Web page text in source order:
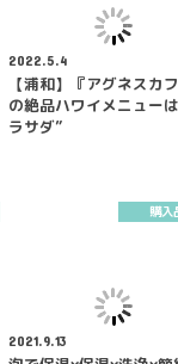
2022.5.4
【浦和】『アグネスカ
の絶品ハワイメニュー
ラサダ”
購入
2021.9.13